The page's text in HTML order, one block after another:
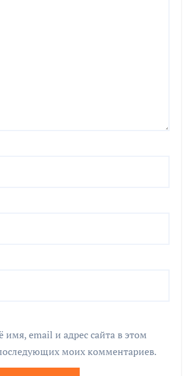
имя, email и адрес сайта в этом
моих комментариев.